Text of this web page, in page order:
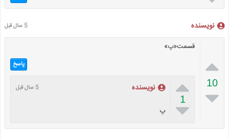
نویسنده 5 سال قبل

10

قسمت«پ»
پاسخ

1

نویسنده 5 سال قبل
پ